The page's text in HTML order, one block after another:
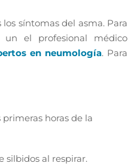
síntomas del asma. Para
el profesional médico
en neumología. Para
horas de la
silbidos al respirar.